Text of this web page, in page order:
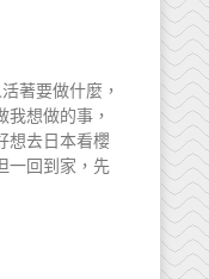
著要做什麼，
我想做的事，
想去日本看櫻
一回到家，先